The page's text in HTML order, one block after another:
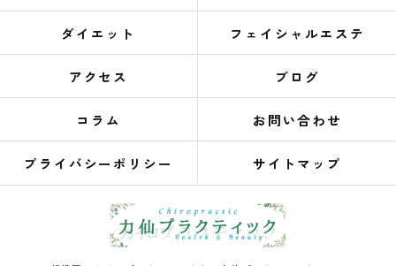
ダイエット フェイシャルエステ
アクセス ブログ
コラム お問い合わせ
プライバシーポリシー サイトマップ